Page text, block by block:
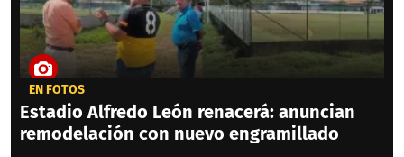
EN FOTOS
Estadio Alfredo León renacerá: anuncian
remodelación con nuevo engramillado